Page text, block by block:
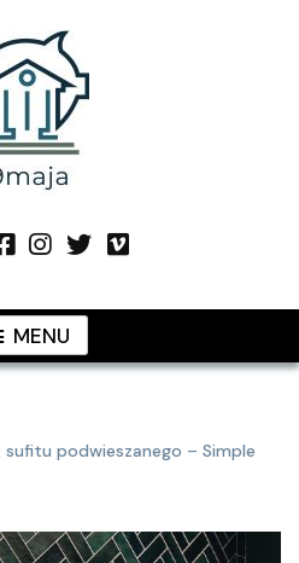
pomysłami
MENU
podwieszanego – Simple